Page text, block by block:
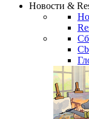
Новости &